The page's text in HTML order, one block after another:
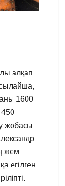
алқап
1600
450
жобасы
жем
егілген.